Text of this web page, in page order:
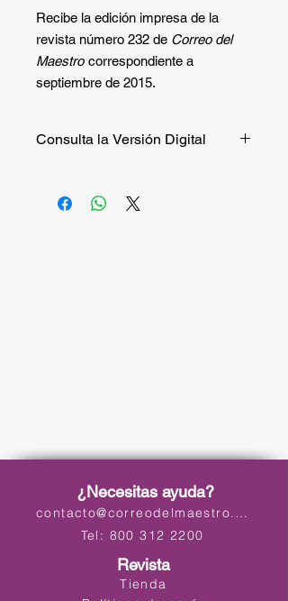
Recibe la edición impresa de la
revista número 232 de Correo del
Maestro correspondiente a
septiembre de 2015.
Consulta la Versión Digital
entrando aeste enlace
¿Necesitas ayuda?
contacto@correodelmaestro.com
Tel: 800 312 2200
Revista
Tienda